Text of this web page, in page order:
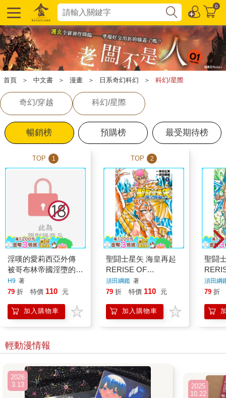
0
首頁 ＞ 中文書 ＞ 漫畫 ＞ 日系奇幻科幻 ＞ 科幻/星際
奇幻/穿越 科幻/星際
暢銷榜 預購榜 最受期待榜
TOP 1
淫嘆的愛莉西亞外傳
被哥布林帝國淫墮的女
戰士(全)
H9 著
79 折 特價 110 元
加入購物車
TOP 2
聖闘士星矢 海皇再起
RERISE OF
POSEIDON(02)
須田綱鑑 著
79 折 特價 110 元
加入購物車
聖闘
須田綱
79 折
輕動漫情報
2026
3.13
2025
10.22